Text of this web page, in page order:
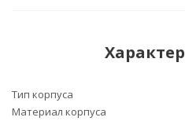
Тип корпуса
Материал корпуса